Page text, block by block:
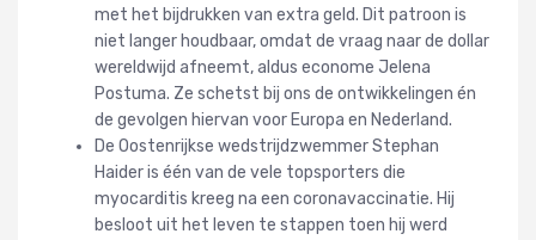
met het bijdrukken van extra geld. Dit patroon is
niet langer houdbaar, omdat de vraag naar de dollar
wereldwijd afneemt, aldus econome Jelena
Postuma. Ze schetst bij ons de ontwikkelingen én
de gevolgen hiervan voor Europa en Nederland.
De Oostenrijkse wedstrijdzwemmer Stephan
Haider is één van de vele topsporters die
myocarditis kreeg na een coronavaccinatie. Hij
besloot uit het leven te stappen toen hij werd